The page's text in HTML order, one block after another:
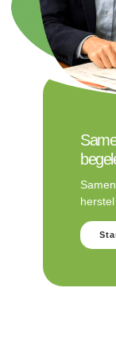
herstel